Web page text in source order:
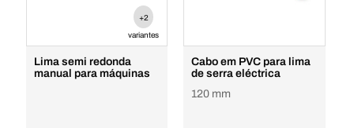
+2
variantes
Lima semi redonda
manual para máquinas
Cabo em PVC para lima
de serra eléctrica
120 mm